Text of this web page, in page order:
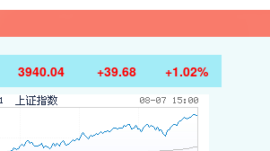
3940.04 +39.68 +1.02%